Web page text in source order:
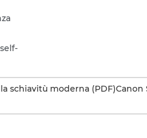
schiavitù moderna (PDF)Canon